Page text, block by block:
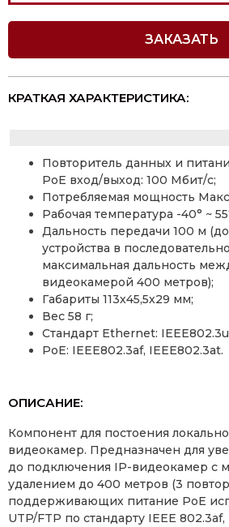
ЗАКАЗАТЬ
КРАТКАЯ ХАРАКТЕРИСТИКА:
Повторитель данных и
PoE вход/выход: 100 Мбит/с;
Потребляемая мощность
Рабочая температура -40° ~
Дальность передачи 100 м
устройства в
максимальная дальность
видеокамерой 400 метров);
Габариты 113х45,5х29 мм;
Вес 58 г;
Стандарт Ethernet:
PoE: IEEE802.3af, IEEE802.3at.
ОПИСАНИЕ:
Компонент для постоения
видеокамер. Предназначен для
до подключения IP-видеокамер с
удалением до 400 метров (3
поддерживающих питание PoE
UTP/FTP по стандарту IEEE